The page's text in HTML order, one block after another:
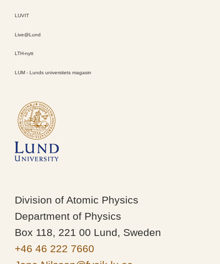
LUVIT
Live@Lund
LTH-nytt
LUM - Lunds universitets magasin
Division of Atomic Physics
Department of Physics
Box 118, 221 00 Lund, Sweden
+46 46 222 7660